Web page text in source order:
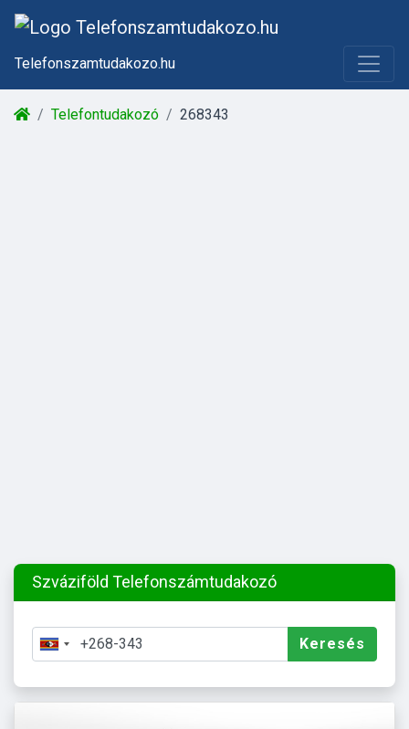
Telefonszamtudakozo.hu
Telefontudakozó 268343
Szváziföld Telefonszámtudakozó
Keresés